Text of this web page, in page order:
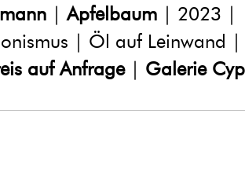
|Apfelbaum | 2023 |
| Öl auf Leinwand
auf Anfrage| Galerie